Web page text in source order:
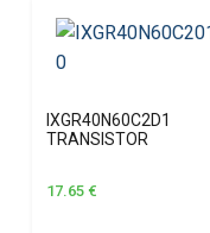
IXGR40N60C2D1
TRANSISTOR
17.65 €